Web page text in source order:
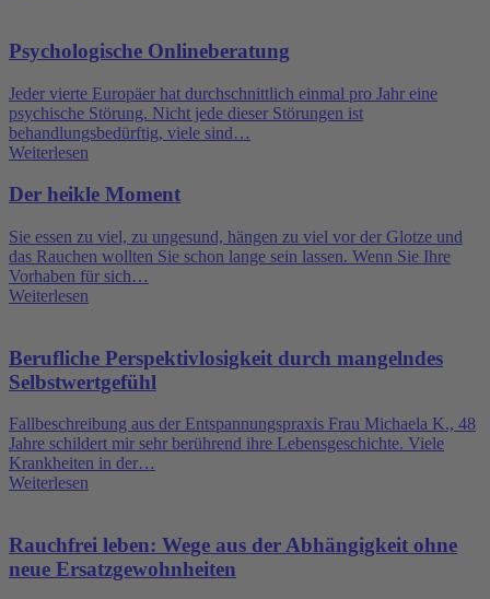
Psychologische Onlineberatung
Jeder vierte Europäer hat durchschnittlich einmal pro Jahr eine
psychische Störung. Nicht jede dieser Störungen ist
behandlungsbedürftig, viele sind…
Weiterlesen
Der heikle Moment
Sie essen zu viel, zu ungesund, hängen zu viel vor der Glotze und
das Rauchen wollten Sie schon lange sein lassen. Wenn Sie Ihre
Vorhaben für sich…
Weiterlesen
Berufliche Perspektivlosigkeit durch mangelndes
Selbstwertgefühl
Fallbeschreibung aus der Entspannungspraxis Frau Michaela K., 48
Jahre schildert mir sehr berührend ihre Lebensgeschichte. Viele
Krankheiten in der…
Weiterlesen
Rauchfrei leben: Wege aus der Abhängigkeit ohne
neue Ersatzgewohnheiten